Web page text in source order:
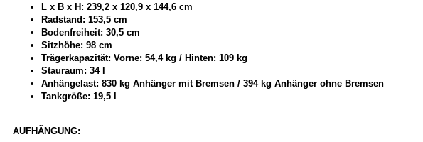
L x B x H: 239,2 x 120,9 x 144,6 cm
Radstand: 153,5 cm
Bodenfreiheit: 30,5 cm
Sitzhöhe: 98 cm
Trägerkapazität: Vorne: 54,4 kg / Hinten: 109 kg
Stauraum: 34 l
Anhängelast: 830 kg Anhänger mit Bremsen / 394 kg Anhänger ohne Bremsen
Tankgröße: 19,5 l
AUFHÄNGUNG: